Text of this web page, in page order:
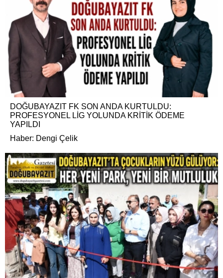
DOĞUBAYAZIT FK SON ANDA KURTULDU:
PROFESYONEL LİG YOLUNDA KRİTİK ÖDEME
YAPILDI
Haber: Dengi Çelik